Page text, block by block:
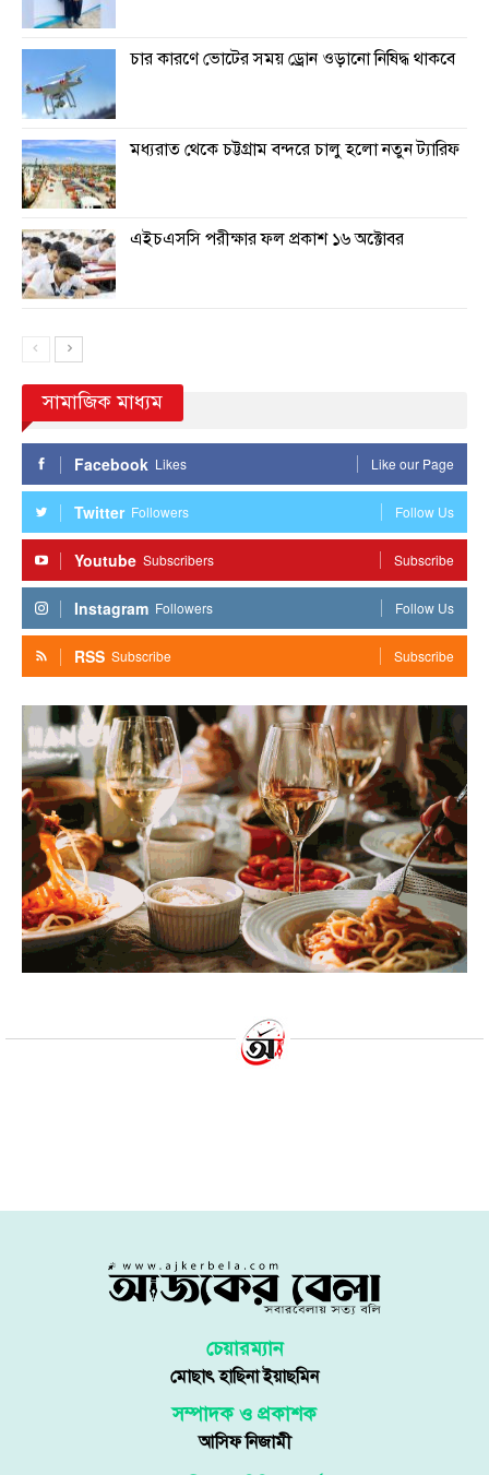
চার কারণে ভোটের সময় ড্রোন ওড়ানো নিষিদ্ধ থাকবে
মধ্যরাত থেকে চট্টগ্রাম বন্দরে চালু হলো নতুন ট্যারিফ
এইচএসসি পরীক্ষার ফল প্রকাশ ১৬ অক্টোবর
সামাজিক মাধ্যম
Facebook Likes Like our Page
Twitter Followers Follow Us
Youtube Subscribers Subscribe
Instagram Followers Follow Us
RSS Subscribe Subscribe
চেয়ারম্যান
মোছাৎ হাছিনা ইয়াছমিন
সম্পাদক ও প্রকাশক
আসিফ নিজামী